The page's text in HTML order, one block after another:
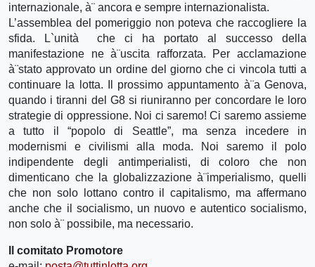
internazionale, à¨ ancora e sempre internazionalista.
L’assemblea del pomeriggio non poteva che raccogliere la
sfida. L`unità che ci ha portato al successo della
manifestazione ne à¨uscita rafforzata. Per acclamazione
à¨stato approvato un ordine del giorno che ci vincola tutti a
continuare la lotta. Il prossimo appuntamento à¨a Genova,
quando i tiranni del G8 si riuniranno per concordare le loro
strategie di oppressione. Noi ci saremo! Ci saremo assieme
a tutto il “popolo di Seattle”, ma senza incedere in
modernismi e civilismi alla moda. Noi saremo il polo
indipendente degli antimperialisti, di coloro che non
dimenticano che la globalizzazione à¨imperialismo, quelli
che non solo lottano contro il capitalismo, ma affermano
anche che il socialismo, un nuovo e autentico socialismo,
non solo à¨ possibile, ma necessario.
Il comitato Promotore